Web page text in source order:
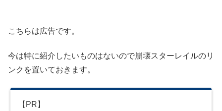
こちらは広告です。
今は特に紹介したいものはないので崩壊スターレイルのリ
ンクを置いておきます。